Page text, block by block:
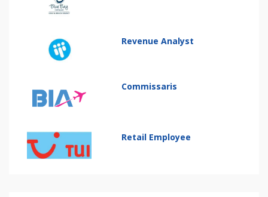
Revenue Analyst
Commissaris
Retail Employee